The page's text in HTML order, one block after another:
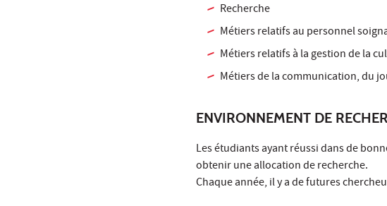
Recherche
Métiers relatifs au personnel
Métiers relatifs à la gestion de la
Métiers de la communication, du
ENVIRONNEMENT DE
Les étudiants ayant réussi dans de
obtenir une allocation de recherche.
Chaque année, il y a de futures